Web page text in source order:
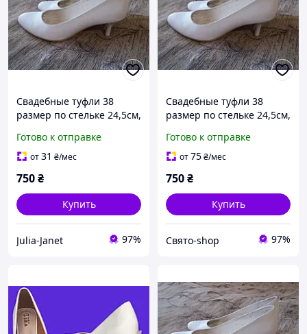
Свадебные туфли 38
размер по стельке 24,5см,
Готово к отправке
от31 ₴/мес
750₴
Купить
Julia-Janet 97%
Свадебные туфли 38
размер по стельке 24,5см,
Готово к отправке
от75₴/мес
750₴
Купить
Свято-shop 97%